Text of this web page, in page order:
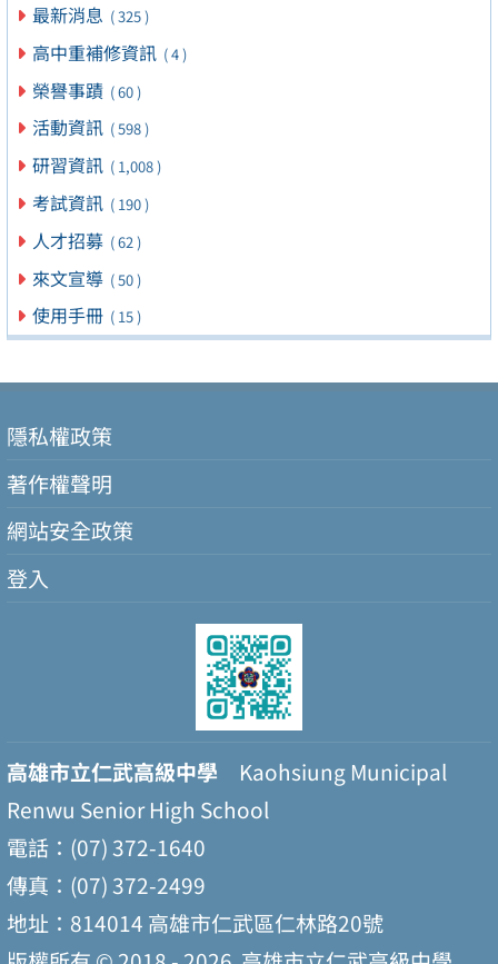
最新消息 ( 325 )
高中重補修資訊 ( 4 )
榮譽事蹟 ( 60 )
活動資訊 ( 598 )
研習資訊 ( 1,008 )
考試資訊 ( 190 )
人才招募 ( 62 )
來文宣導 ( 50 )
使用手冊 ( 15 )
隱私權政策
著作權聲明
網站安全政策
登入
高雄市立仁武高級中學 Kaohsiung Municipal
Renwu Senior High School
電話：(07) 372-1640
傳真：(07) 372-2499
地址：814014 高雄市仁武區仁林路20號